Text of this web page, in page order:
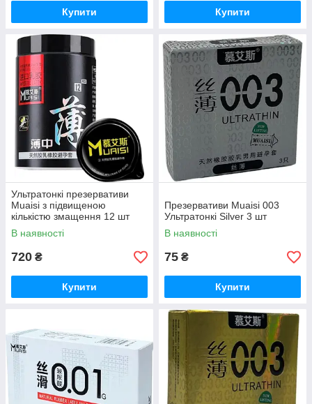
Купити Купити
Ультратонкі презервативи
Muaisi з підвищеною
кількістю змащення 12 шт
В наявності
720 ₴
Купити
Презервативи Muaisi 003
Ультратонкі Silver 3 шт
В наявності
75 ₴
Купити